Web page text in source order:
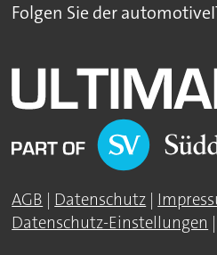
Folgen Sie der
AGB | Datenschutz |
Datenschutz-Einstellungen |